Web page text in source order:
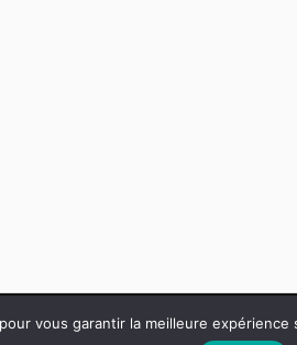
vous garantir la meilleure